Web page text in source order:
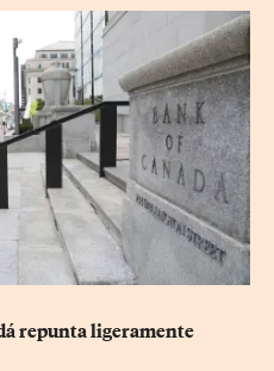
repunta ligeramente